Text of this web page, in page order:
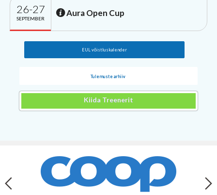
26-27
SEPTEMBER
Aura Open Cup
EUL võistluskalender
Tulemuste arhiiv
Kiida Treenerit